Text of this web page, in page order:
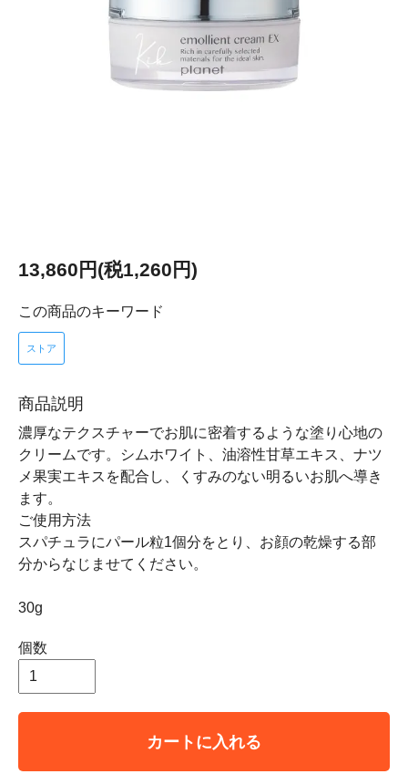
13,860円(税1,260円)
この商品のキーワード
ストア
商品説明
濃厚なテクスチャーでお肌に密着するような塗り心地の
クリームです。シムホワイト、油溶性甘草エキス、ナツ
メ果実エキスを配合し、くすみのない明るいお肌へ導き
ます。
ご使用方法
スパチュラにパール粒1個分をとり、お顔の乾燥する部
分からなじませてください。
30g
個数
カートに入れる